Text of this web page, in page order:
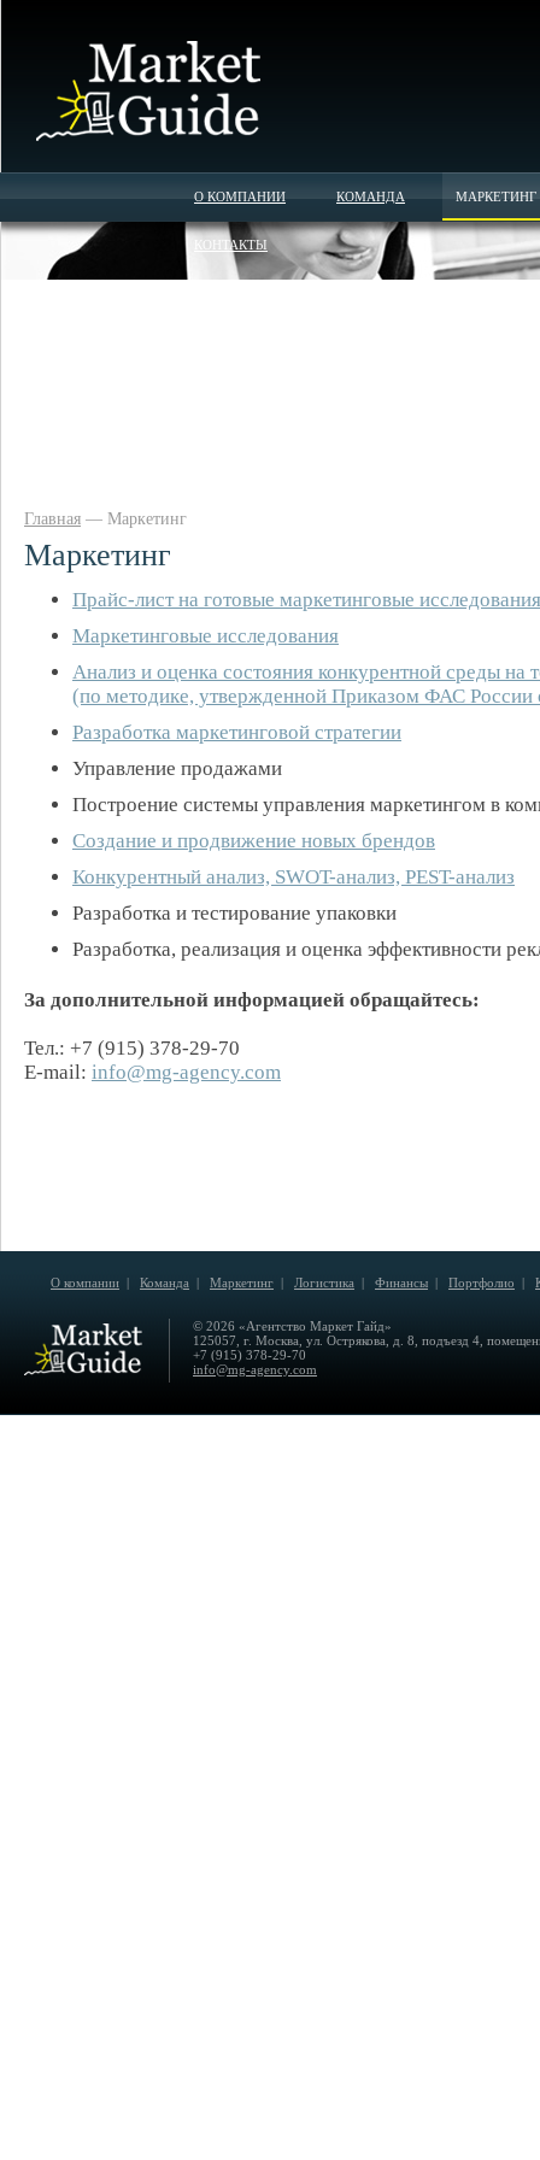
О КОМПАНИИ КОМАНДА МАРКЕТИНГ
КОНТАКТЫ
Главная — Маркетинг
Маркетинг
Прайс-лист на готовые маркетинговые исследования
Маркетинговые исследования
Анализ и оценка состояния конкурентной среды на
(по методике, утвержденной Приказом ФАС России
Разработка маркетинговой стратегии
Управление продажами
Построение системы управления маркетингом в
Создание и продвижение новых брендов
Конкурентный анализ, SWOT-анализ, PEST-анализ
Разработка и тестирование упаковки
Разработка, реализация и оценка эффективности
За дополнительной информацией обращайтесь:
Тел.: +7 (915) 378-29-70
E-mail: info@mg-agency.com
© 2026 «Агентство Маркет Гайд»
125057, г. Москва, ул. Острякова, д. 8, подъезд 4,
+7 (915) 378-29-70
info@mg-agency.com
О компании | Команда | Маркетинг | Логистика | Финансы | Портфолио |